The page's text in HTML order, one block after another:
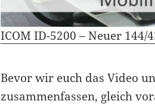
ICOM ID-5200 – Neuer
Bevor wir euch das Video
zusammenfassen, gleich